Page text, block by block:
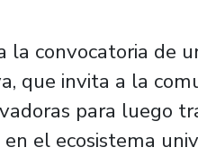
convocatoria de
que invita a la
para luego
el ecosistema